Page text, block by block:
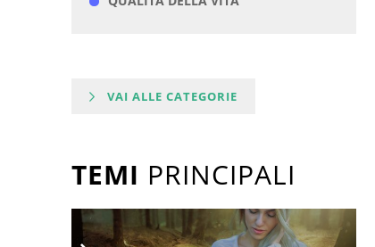
VAI ALLE CATEGORIE
TEMI PRINCIPALI